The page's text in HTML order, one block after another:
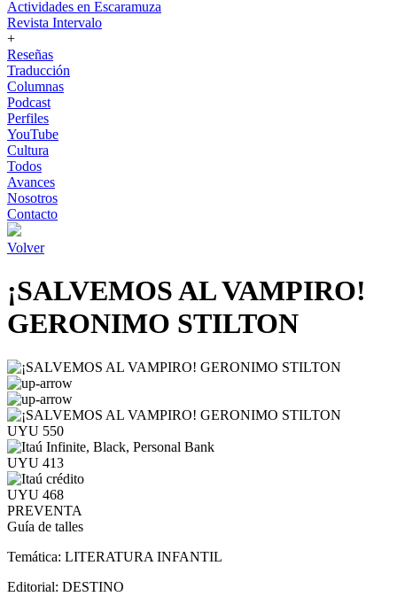
Actividades en Escaramuza
Revista Intervalo
+
Reseñas
Traducción
Columnas
Podcast
Perfiles
YouTube
Cultura
Todos
Avances
Nosotros
Contacto
Volver
¡SALVEMOS AL VAMPIRO!
GERONIMO STILTON
UYU 550
UYU 413
UYU 468
PREVENTA
Guía de talles
Temática: LITERATURA INFANTIL
Editorial: DESTINO